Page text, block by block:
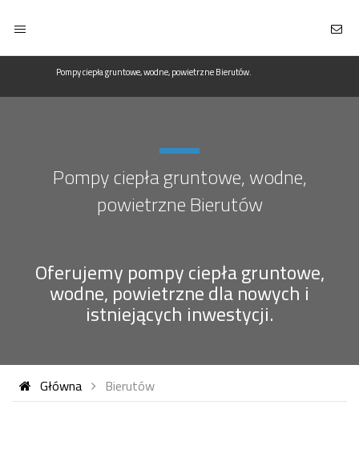
Pompy ciepła gruntowe, wodne, powietrzne Bierutów.
Pompy ciepła gruntowe, wodne,
powietrzne Bierutów
Oferujemy pompy ciepła gruntowe,
wodne, powietrzne dla nowych i
istniejących inwestycji.
Główna Bierutów